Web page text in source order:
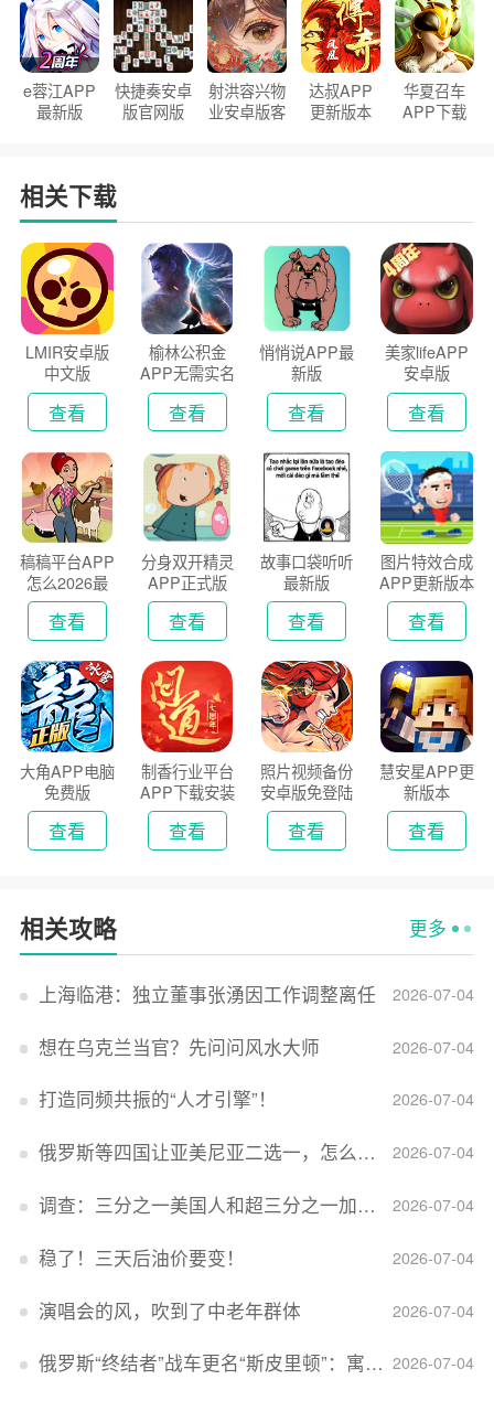
e蓉江APP
最新版
快捷奏安卓
版官网版
射洪容兴物
业安卓版客
达叔APP
更新版本
华夏召车
APP下载
相关下载
LMIR安卓版
中文版
查看
榆林公积金
APP无需实名
认证版
查看
悄悄说APP最
新版
查看
美家lifeAPP
安卓版
查看
稿稿平台APP
怎么2026最
新版
查看
分身双开精灵
APP正式版
查看
故事口袋听听
最新版
查看
图片特效合成
APP更新版本
2026
查看
大角APP电脑
免费版
查看
制香行业平台
APP下载安装
2026
查看
照片视频备份
安卓版免登陆
版
查看
慧安星APP更
新版本
查看
相关攻略 更多
2026-07-04
上海临港：独立董事张湧因工作调整离任
2026-07-04
想在乌克兰当官？先问问风水大师
2026-07-04
打造同频共振的“人才引擎”！
2026-07-04
俄罗斯等四国让亚美尼亚二选一，怎么回事？
2026-07-04
调查：三分之一美国人和超三分之一加拿大人感到经济压力
2026-07-04
稳了！三天后油价要变！
2026-07-04
演唱会的风，吹到了中老年群体
2026-07-04
俄罗斯“终结者”战车更名“斯皮里顿”：寓意强大可靠，彰显俄精神力量